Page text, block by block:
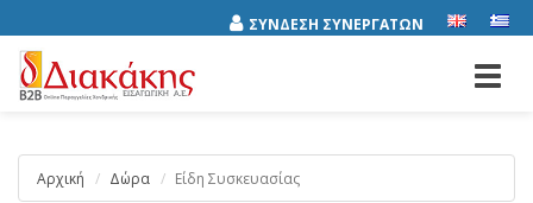
ΣΥΝΔΕΣΗ ΣΥΝΕΡΓΑΤΩΝ
Αρχική Δώρα Είδη Συσκευασίας